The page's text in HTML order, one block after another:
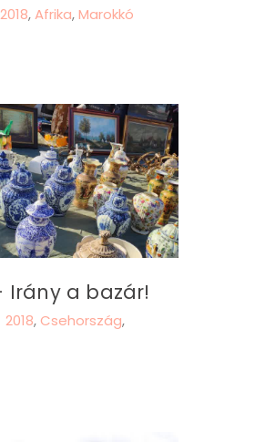
2018,Afrika,Marokkó
Irány a bazár!
2018, Csehország,